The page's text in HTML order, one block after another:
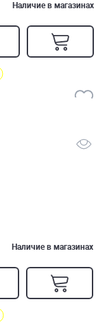
Наличие в магазинах
Наличие в магазинах